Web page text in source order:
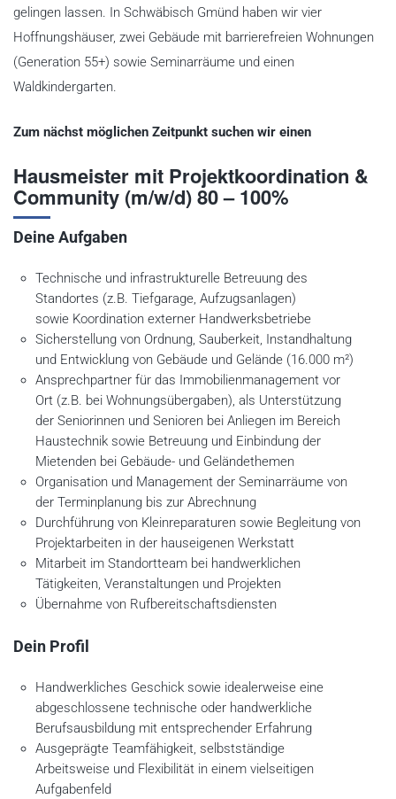
gelingen lassen. In Schwäbisch Gmünd haben wir vier
Hoffnungshäuser, zwei Gebäude mit barrierefreien Wohnungen
(Generation 55+) sowie Seminarräume und einen
Waldkindergarten.
Zum nächst möglichen Zeitpunkt suchen wir einen
Hausmeister mit Projektkoordination &
Community (m/w/d) 80 – 100%
Deine Aufgaben
Technische und infrastrukturelle Betreuung des
Standortes (z.B. Tiefgarage, Aufzugsanlagen)
sowie Koordination externer Handwerksbetriebe
Sicherstellung von Ordnung, Sauberkeit, Instandhaltung
und Entwicklung von Gebäude und Gelände (16.000 m²)
Ansprechpartner für das Immobilienmanagement vor
Ort (z.B. bei Wohnungsübergaben), als Unterstützung
der Seniorinnen und Senioren bei Anliegen im Bereich
Haustechnik sowie Betreuung und Einbindung der
Mietenden bei Gebäude- und Geländethemen
Organisation und Management der Seminarräume von
der Terminplanung bis zur Abrechnung
Durchführung von Kleinreparaturen sowie Begleitung von
Projektarbeiten in der hauseigenen Werkstatt
Mitarbeit im Standortteam bei handwerklichen
Tätigkeiten, Veranstaltungen und Projekten
Übernahme von Rufbereitschaftsdiensten
Dein Profil
Handwerkliches Geschick sowie idealerweise eine
abgeschlossene technische oder handwerkliche
Berufsausbildung mit entsprechender Erfahrung
Ausgeprägte Teamfähigkeit, selbstständige
Arbeitsweise und Flexibilität in einem vielseitigen
Aufgabenfeld